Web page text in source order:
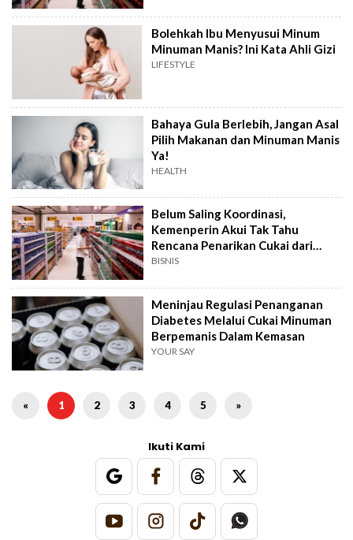
Bolehkah Ibu Menyusui Minum
Minuman Manis? Ini Kata Ahli Gizi
LIFESTYLE
Bahaya Gula Berlebih, Jangan Asal
Pilih Makanan dan Minuman Manis
Ya!
HEALTH
Belum Saling Koordinasi,
Kemenperin Akui Tak Tahu
Rencana Penarikan Cukai dari
Minuman Manis Dalam Kemasan
BISNIS
Meninjau Regulasi Penanganan
Diabetes Melalui Cukai Minuman
Berpemanis Dalam Kemasan
YOUR SAY
« 1 2 3 4 5 »
Ikuti Kami